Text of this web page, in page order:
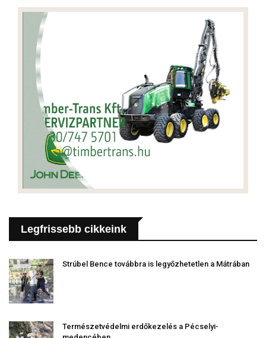
Legfrissebb cikkeink
Strúbel Bence továbbra is legyőzhetetlen a Mátrában
Természetvédelmi erdőkezelés a Pécselyi-